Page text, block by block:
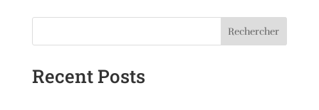
Rechercher
Recent Posts